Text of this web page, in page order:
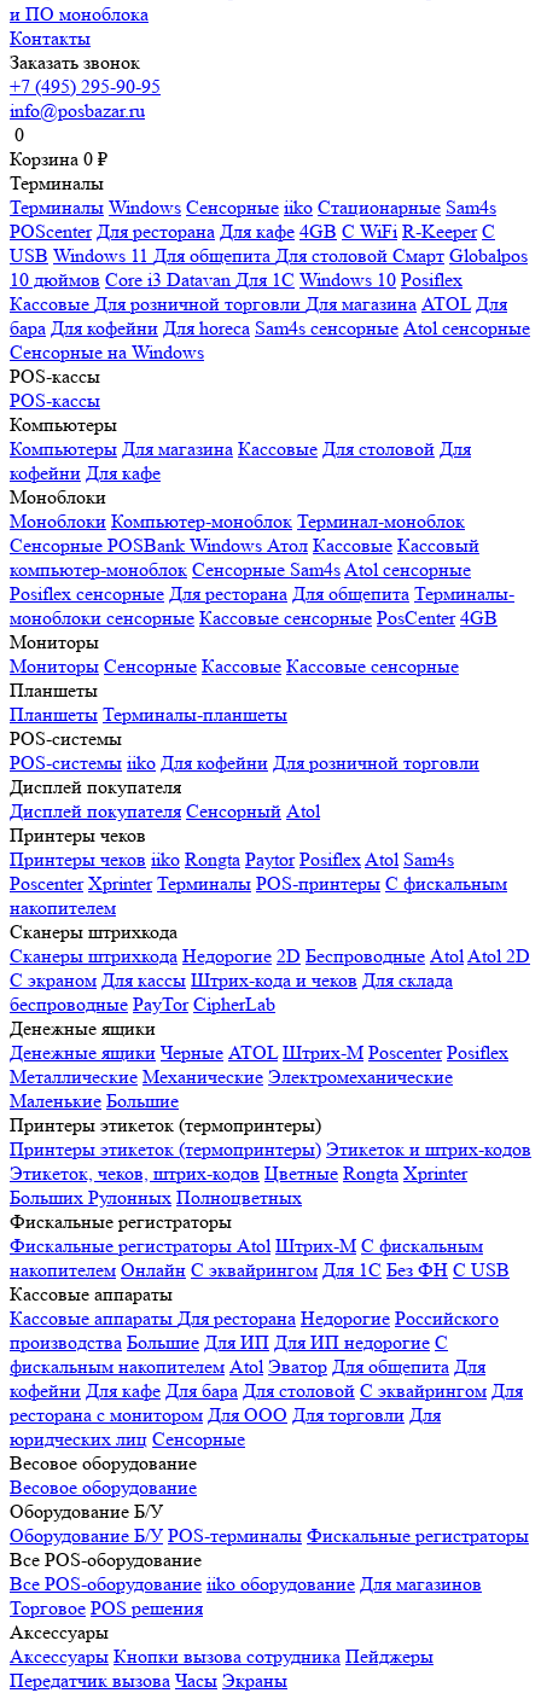
и ПО моноблока
Контакты
Заказать звонок
+7 (495) 295-90-95
info@posbazar.ru
0
Корзина 0 ₽
Терминалы
Терминалы Windows Сенсорные iiko Стационарные Sam4s
POScenter Для ресторана Для кафе 4GB С WiFi R-Keeper С
USB Windows 11 Для общепита Для столовой Смарт Globalpos
10 дюймов Core i3 Datavan Для 1С Windows 10 Posiflex
Кассовые Для розничной торговли Для магазина ATOL Для
бара Для кофейни Для horeca Sam4s сенсорные Atol сенсорные
Сенсорные на Windows
POS-кассы
POS-кассы
Компьютеры
Компьютеры Для магазина Кассовые Для столовой Для
кофейни Для кафе
Моноблоки
Моноблоки Компьютер-моноблок Терминал-моноблок
Сенсорные POSBank Windows Атол Кассовые Кассовый
компьютер-моноблок Сенсорные Sam4sAtol сенсорные
Posiflex сенсорные Для ресторана Для общепита Терминалы-
моноблоки сенсорные Кассовые сенсорные PosCenter 4GB
Мониторы
Мониторы Сенсорные Кассовые Кассовые сенсорные
Планшеты
Планшеты Терминалы-планшеты
POS-системы
POS-системы iiko Для кофейни Для розничной торговли
Дисплей покупателя
Дисплей покупателя Сенсорный Atol
Принтеры чеков
Принтеры чеков iiko Rongta Paytor PosiflexAtol Sam4s
Poscenter Xprinter Терминалы POS-принтеры С фискальным
накопителем
Сканеры штрихкода
Сканеры штрихкода Недорогие 2D Беспроводные AtolAtol 2D
С экраном Для кассы Штрих-кода и чеков Для склада
беспроводные PayTor CipherLab
Денежные ящики
Денежные ящики Черные ATOL Штрих-М Poscenter Posiflex
Металлические Механические Электромеханические
Маленькие Большие
Принтеры этикеток (термопринтеры)
Принтеры этикеток (термопринтеры) Этикеток и штрих-кодов
Этикеток, чеков, штрих-кодов Цветные Rongta Xprinter
Больших Рулонных Полноцветных
Фискальные регистраторы
Фискальные регистраторы Atol Штрих-М С фискальным
накопителем Онлайн С эквайрингом Для 1С Без ФН С USB
Кассовые аппараты
Кассовые аппараты Для ресторана Недорогие Российского
производства Большие Для ИП Для ИП недорогие С
фискальным накопителем Atol Эватор Для общепита Для
кофейни Для кафе Для бара Для столовой С эквайрингом Для
ресторана с монитором Для ООО Для торговли Для
юридческих лиц Сенсорные
Весовое оборудование
Весовое оборудование
Оборудование Б/У
Оборудование Б/У POS-терминалы Фискальные регистраторы
Все POS-оборудование
Все POS-оборудование iiko оборудование Для магазинов
Торговое POS решения
Аксессуары
Аксессуары Кнопки вызова сотрудника Пейджеры
Передатчик вызова Часы Экраны